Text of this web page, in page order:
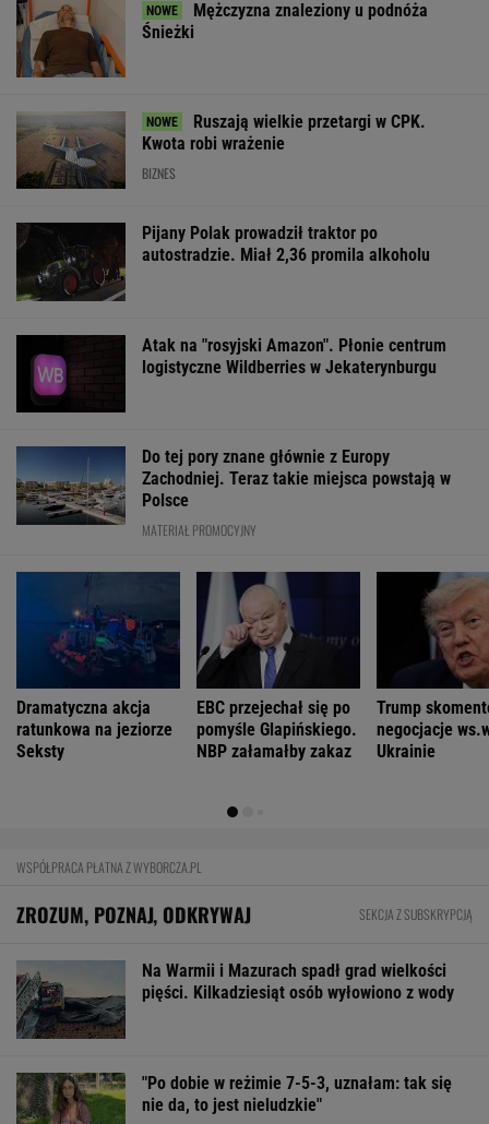
Mężczyzna znaleziony u podnóża
Śnieżki
Ruszają wielkie przetargi w CPK.
Kwota robi wrażenie
BIZNES
Pijany Polak prowadził traktor po
autostradzie. Miał 2,36 promila alkoholu
Atak na "rosyjski Amazon". Płonie centrum
logistyczne Wildberries w Jekaterynburgu
Do tej pory znane głównie z Europy
Zachodniej. Teraz takie miejsca powstają w
Polsce
MATERIAŁ PROMOCYJNY
Dramatyczna akcja
ratunkowa na jeziorze
Seksty
EBC przejechał się po
pomyśle Glapińskiego.
NBP załamałby zakaz
Trump
negocjacje
Ukrainie
WSPÓŁPRACA PŁATNA Z WYBORCZA.PL
ZROZUM, POZNAJ, ODKRYWAJ SEKCJA Z SUBSKRYPCJĄ
Na Warmii i Mazurach spadł grad wielkości
pięści. Kilkadziesiąt osób wyłowiono z wody
"Po dobie w reżimie 7-5-3, uznałam: tak się
nie da, to jest nieludzkie"